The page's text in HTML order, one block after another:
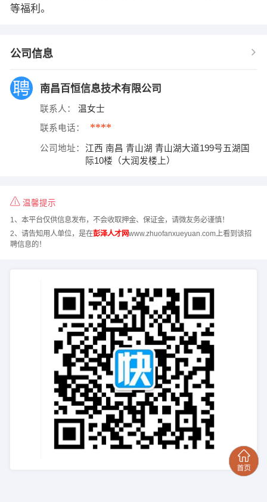
等福利。
公司信息
南昌百恒信息技术有限公司
联系人： 温女士
联系电话： ****
公司地址：
江西 南昌 青山湖 青山湖大道199号五湖国
际10楼（大润发楼上）
温馨提示
1、本平台仅供信息发布，不会收取押金、保证金，请微友务必谨慎！
2、请告知用人单位，是在彭泽人才网www.zhuofanxueyuan.com上看到该招
聘信息的！